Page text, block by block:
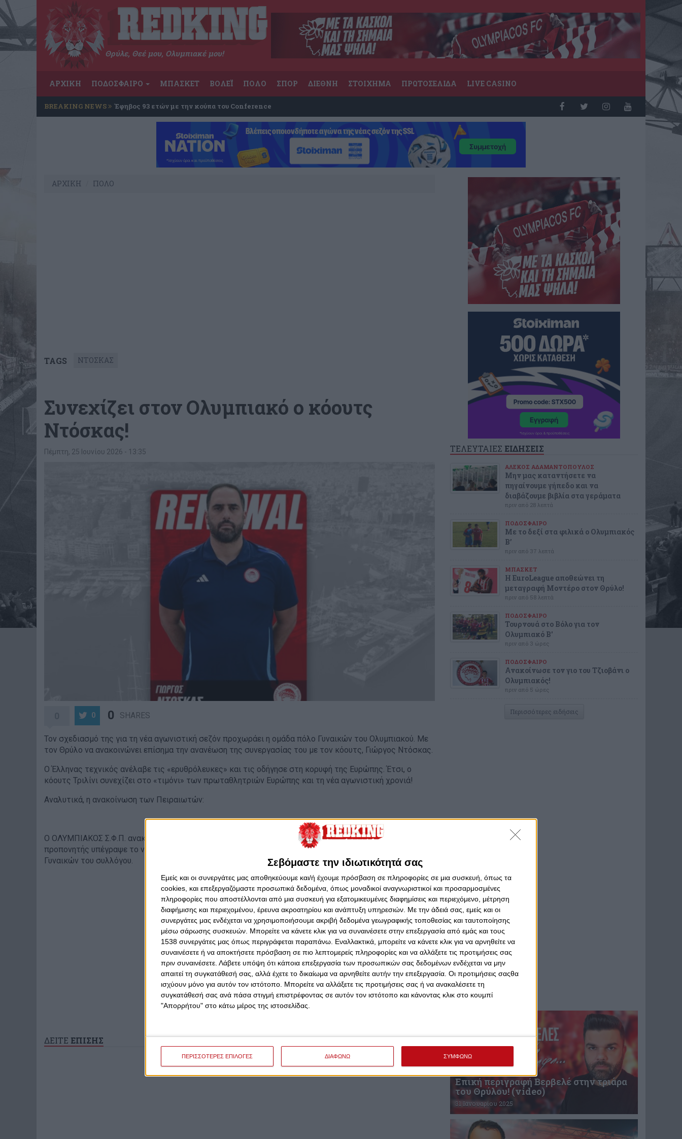
Σεβόμαστε την ιδιωτικότητά σας
Εμείς και οι συνεργάτες μας αποθηκεύουμε και/ή έχουμε πρόσβαση σε πληροφορίες σε μια συσκευή, όπως τα
cookies, και επεξεργαζόμαστε προσωπικά δεδομένα, όπως μοναδικοί αναγνωριστικοί και προσαρμοσμένες
πληροφορίες που αποστέλλονται από μια συσκευή για εξατομικευμένες διαφημίσεις και περιεχόμενο, μέτρηση
διαφήμισης και περιεχομένου, έρευνα ακροατηρίου και ανάπτυξη υπηρεσιών. Με την άδειά σας, εμείς και οι
συνεργάτες μας ενδέχεται να χρησιμοποιήσουμε ακριβή δεδομένα γεωγραφικής τοποθεσίας και ταυτοποίησης
μέσω σάρωσης συσκευών. Μπορείτε να κάνετε κλικ για να συναινέσετε στην επεξεργασία από εμάς και τους
1538 συνεργάτες μας όπως περιγράφεται παραπάνω. Εναλλακτικά, μπορείτε να κάνετε κλικ για να αρνηθείτε να
συναινέσετε ή να αποκτήσετε πρόσβαση σε πιο λεπτομερείς πληροφορίες και να αλλάξετε τις προτιμήσεις σας
πριν συναινέσετε. Λάβετε υπόψη ότι κάποια επεξεργασία των προσωπικών σας δεδομένων ενδέχεται να μην
απαιτεί τη συγκατάθεσή σας, αλλά έχετε το δικαίωμα να αρνηθείτε αυτήν την επεξεργασία. Οι προτιμήσεις σαςθα
ισχύουν μόνο για αυτόν τον ιστότοπο. Μπορείτε να αλλάξετε τις προτιμήσεις σας ή να ανακαλέσετε τη
συγκατάθεσή σας ανά πάσα στιγμή επιστρέφοντας σε αυτόν τον ιστότοπο και κάνοντας κλικ στο κουμπί
"Απορρήτου" στο κάτω μέρος της ιστοσελίδας.
ΠΕΡΙΣΣΟΤΕΡΕΣ ΕΠΙΛΟΓΕΣ ΔΙΑΦΩΝΩ ΣΥΜΦΩΝΩ
Θρύλε, Θεέ μου, Ολυμπιακέ μου!
ΑΡΧΙΚΗ ΠΟΔΟΣΦΑΙΡΟ ΜΠΑΣΚΕΤ ΒΟΛΕΪ ΠΟΛΟ ΣΠΟΡ ΔΙΕΘΝΗ ΣΤΟΙΧΗΜΑ ΠΡΩΤΟΣΕΛΙΔΑ LIVE CASINO
BREAKING NEWS Έφηβος 93 ετών με την κούπα του Conference
ΑΡΧΙΚΗ ΠΟΛΟ
TAGS ΝΤΟΣΚΑΣ
Συνεχίζει στον Ολυμπιακό ο κόουτς
Ντόσκας!
Πέμπτη, 25 Ιουνίου 2026 - 13:35
0 SHARES
0
Τον σχεδιασμό της για τη νέα αγωνιστική σεζόν προχωράει η ομάδα πόλο Γυναικών του Ολυμπιακού. Με
τον Θρύλο να ανακοινώνει επίσημα την ανανέωση της συνεργασίας του με τον κόουτς, Γιώργος Ντόσκας.
Ο Έλληνας τεχνικός ανέλαβε τις «ερυθρόλευκες» και τις οδήγησε στη κορυφή της Ευρώπης. Έτσι, ο
κόουτς Τριλίνι συνεχίζει στο «τιμόνι» των πρωταθλητριών Ευρώπης και τη νέα αγωνιστική χρονιά!
Αναλυτικά, η ανακοίνωση των Πειραιωτών:
Ο ΟΛΥΜΠΙΑΚΟΣ Σ.Φ.Π. ανακοινώνει την ανανέωση της συνεργασίας του με τον Γιώργο Ντόσκα. Ο Ελληνας
προπονητής υπέγραψε το νέο του συμβόλαιο και παραμένει στην τεχνική ηγεσία της ομάδας πόλο
Γυναικών του συλλόγου.
ΔΕΙΤΕ ΕΠΙΣΗΣ
ΤΕΛΕΥΤΑΙΕΣ ΕΙΔΗΣΕΙΣ
ΑΛΕΚΟΣ ΑΔΑΜΑΝΤΟΠΟΥΛΟΣ
Μην μας καταντήσετε να
πηγαίνουμε γήπεδο και να
διαβάζουμε βιβλία στα γεράματα
πριν από 28 λεπτά
ΠΟΔΟΣΦΑΙΡΟ
Με το δεξί στα φιλικά ο Ολυμπιακός
Β’
πριν από 37 λεπτά
ΜΠΑΣΚΕΤ
Η EuroLeague αποθεώνει τη
μεταγραφή Μοντέρο στον Θρύλο!
πριν από 58 λεπτά
ΠΟΔΟΣΦΑΙΡΟ
Τουρνουά στο Βόλο για τον
Ολυμπιακό Β'
πριν από 3 ώρες
ΠΟΔΟΣΦΑΙΡΟ
Ανακοίνωσε τον γιο του Τζιοβάνι ο
Ολυμπιακός!
πριν από 5 ώρες
Περισσότερες ειδήσεις
Επική περιγραφή Βερβελέ στην τριάρα
του Θρύλου! (video)
31 Ιανουαρίου 2025